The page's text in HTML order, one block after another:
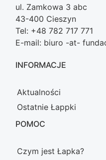
ul. Zamkowa 3 abc
43-400 Cieszyn
Tel: +48 782 717 771
E-mail: biuro -at-
INFORMACJE
Aktualności
Ostatnie Łappki
POMOC
Czym jest Łapka?